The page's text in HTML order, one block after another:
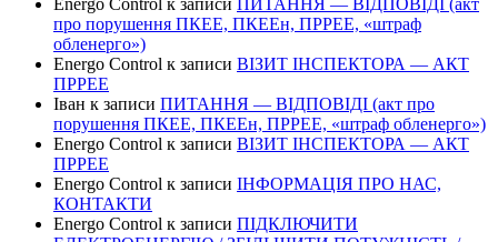
про порушення ПКЕЕ, ПКЕЕн, ПРРЕЕ, «штраф
обленерго»)
Energo Control к записи ВІЗИТ ІНСПЕКТОРА — АКТ
ПРРЕЕ
Іван к записи ПИТАННЯ — ВІДПОВІДІ (акт про
порушення ПКЕЕ, ПКЕЕн, ПРРЕЕ, «штраф обленерго»)
Energo Control к записи ВІЗИТ ІНСПЕКТОРА — АКТ
ПРРЕЕ
Energo Control к записи ІНФОРМАЦІЯ ПРО НАС,
КОНТАКТИ
Energo Control к записи ПІДКЛЮЧИТИ